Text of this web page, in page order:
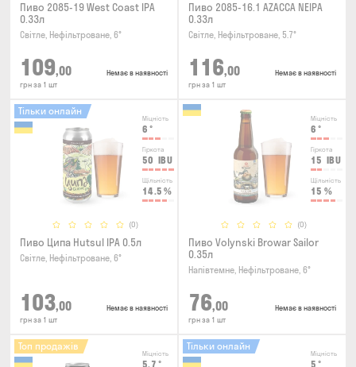
Пиво 2085-19 West Coast IPA
0.33л
Світле, Нефільтроване, 6°
109,00
грн за 1 шт
Немає в наявності
Пиво 2085-16.1 AZACCA NEIPA
0.33л
Світле, Нефільтроване, 5.7°
116,00
грн за 1 шт
Немає в наявності
Міцність
6 °
Гіркота
50 IBU
Щільність
14.5 %
(0)
Тільки онлайн
Пиво Ципа Hutsul IPA 0.5л
Світле, Нефільтроване, 6°
103,00
грн за 1 шт
Немає в наявності
Міцність
6 °
Гіркота
15 IBU
Щільність
15 %
(0)
Пиво Volynski Browar Sailor
0.35л
Напівтемне, Нефільтроване, 6°
76,00
грн за 1 шт
Немає в наявності
Міцність
5.7 °
Топ продажів
Міцність
5 °
Тільки онлайн